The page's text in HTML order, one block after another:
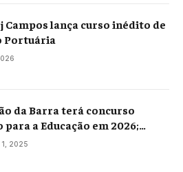
Campos lança curso inédito de
Portuária
da Barra terá concurso
para a Educação em 2026;
está na Câmara
1, 2025